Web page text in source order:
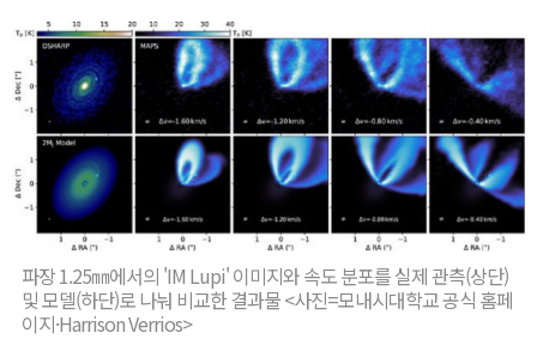
파장 1.25㎜에서의 'IM Lupi' 이미지와 속도 분포를 실제 관측(상단)
및 모델(하단)로 나눠 비교한 결과물 <사진=모내시대학교 공식 홈페
이지·Harrison Verrios>